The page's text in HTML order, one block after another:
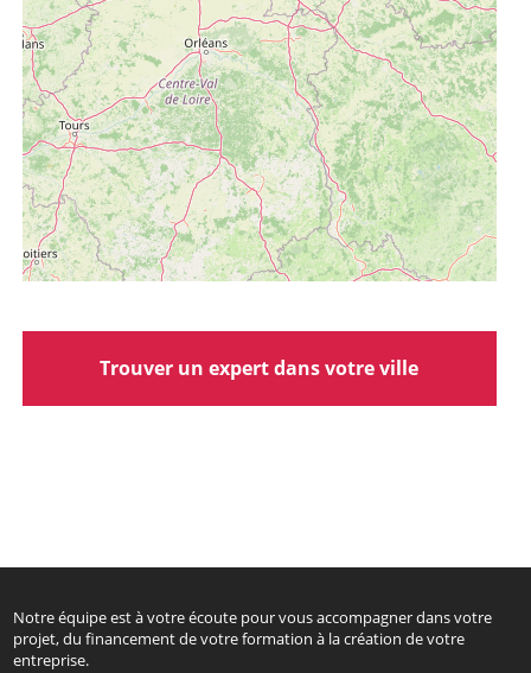
Trouver un expert dans votre ville
Notre équipe est à votre écoute pour vous accompagner dans votre
projet, du financement de votre formation à la création de votre
entreprise.